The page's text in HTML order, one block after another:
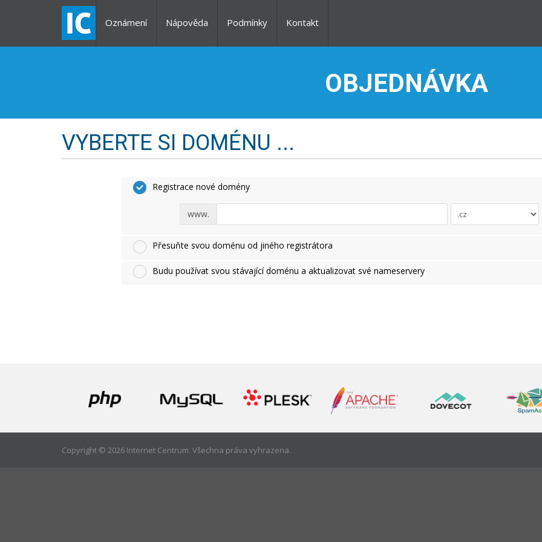
Oznámení Nápověda Podmínky Kontakt
OBJEDNÁVKA
VYBERTE SI DOMÉNU ...
Registrace nové domény
www.
Přesuňte svou doménu od jiného registrátora
Budu používat svou stávající doménu a aktualizovat své nameservery
Copyright © 2026 Internet Centrum. Všechna práva vyhrazena.